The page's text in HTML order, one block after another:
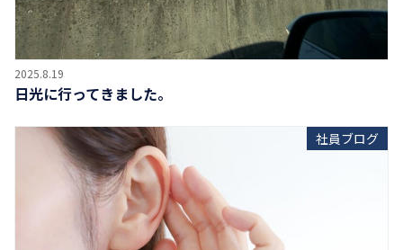
2025.8.19
日光に行ってきました。
社員ブログ